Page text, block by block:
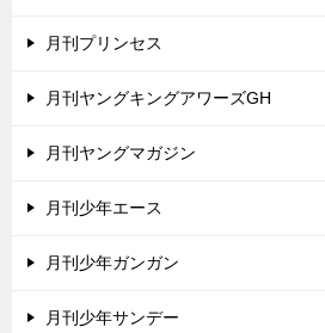
月刊プリンセス
月刊ヤングキングアワーズGH
月刊ヤングマガジン
月刊少年エース
月刊少年ガンガン
月刊少年サンデー